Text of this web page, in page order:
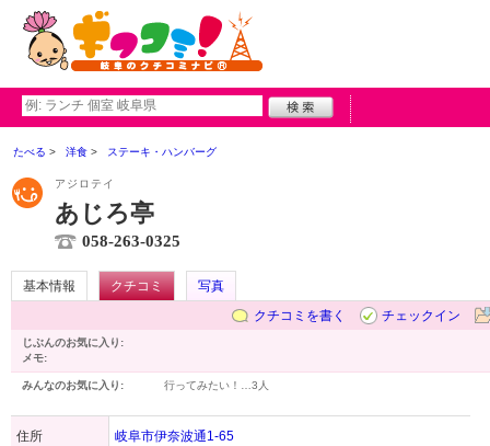
たべる 洋食 ステーキ・ハンバーグ
アジロテイ
あじろ亭
058-263-0325
基本情報 クチコミ
写真
クチコミを書く
チェックイン
じぶんのお気に入り:
メモ:
みんなのお気に入り: 行ってみたい！… 3人
住所 岐阜市伊奈波通1-65